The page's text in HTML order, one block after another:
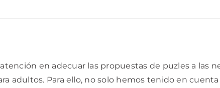
en adecuar las propuestas de puzles a las
adultos. Para ello, no solo hemos tenido en